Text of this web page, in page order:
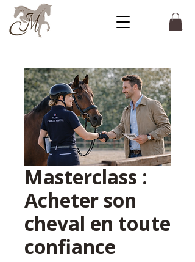
Masterclass :
Acheter son
cheval en toute
confiance